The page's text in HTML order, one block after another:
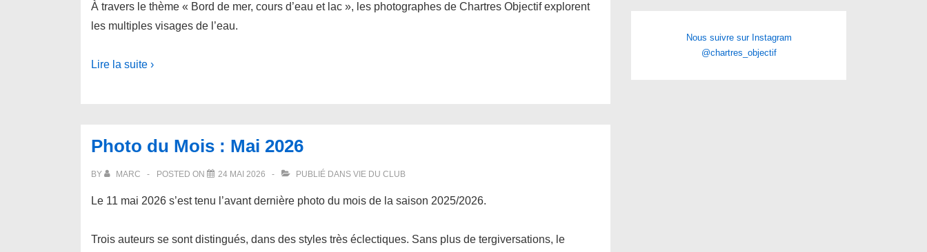
À travers le thème « Bord de mer, cours d’eau et lac », les photographes de Chartres Objectif explorent
les multiples visages de l’eau.
Lire la suite ›
Photo du Mois : Mai 2026
BY MARC POSTED ON 24 MAI 2026 PUBLIÉ DANS VIE DU CLUB
Le 11 mai 2026 s’est tenu l’avant dernière photo du mois de la saison 2025/2026.
Trois auteurs se sont distingués, dans des styles très éclectiques. Sans plus de tergiversations, le
Nous suivre sur Instagram
@chartres_objectif